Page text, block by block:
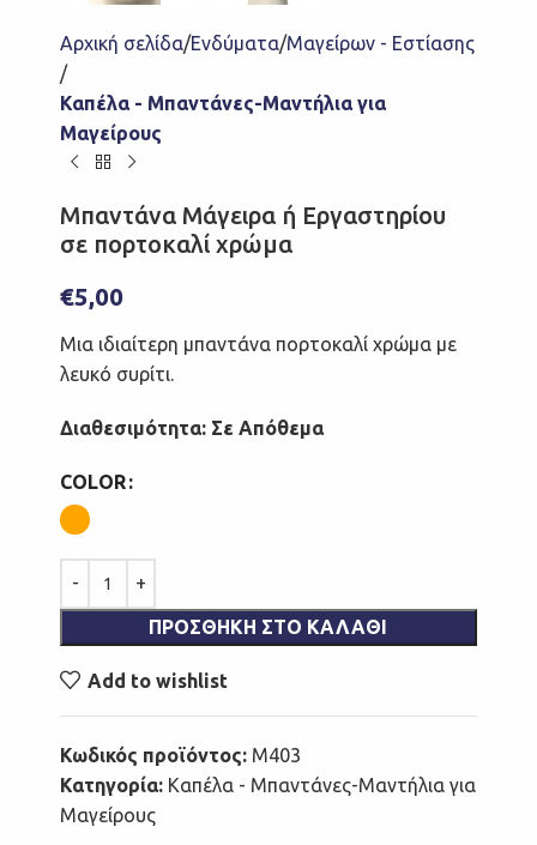
Αρχική σελίδα Ενδύματα Μαγείρων - Εστίασης
Καπέλα - Μπαντάνες-Μαντήλια για
Μαγείρους
Μπαντάνα Μάγειρα ή Εργαστηρίου
σε πορτοκαλί χρώμα
€5,00
Μια ιδιαίτερη μπαντάνα πορτοκαλί χρώμα με
λευκό συρίτι.
Διαθεσιμότητα: Σε Απόθεμα
COLOR
ΠΡΟΣΘΉΚΗ ΣΤΟ ΚΑΛΆΘΙ
Add to wishlist
Κωδικός προϊόντος: Μ403
Κατηγορία: Καπέλα - Μπαντάνες-Μαντήλια για
Μαγείρους